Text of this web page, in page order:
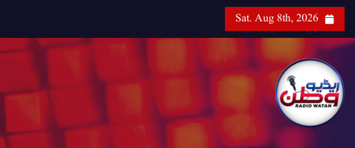
i
Sat. Aug 8th, 2026